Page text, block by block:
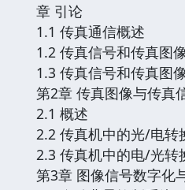
章 引论
1.1 传真通信概述
1.2 传真信号和传真图
1.3 传真信号和传真图
第2章 传真图像与传真
2.1 概述
2.2 传真机中的光/电转
2.3 传真机中的电/光转
第3章 图像信号数字化